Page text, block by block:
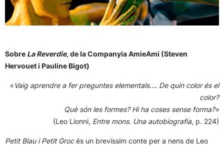
Sobre La Reverdie, de la Companyia AmieAmi (Steven
Hervouet i Pauline Bigot)
« Vaig aprendre a fer preguntes elementals…. De quin color és el
color?
Què són les formes? Hi ha coses sense forma?»
(Leo Lionni, Entre mons. Una autobiografia, p. 224)
Petit Blau i Petit Grocés un brevíssim conte per a nens de Leo